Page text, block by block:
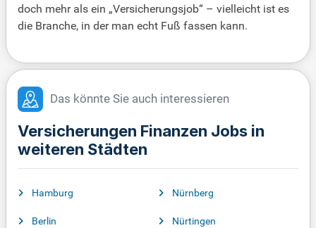
doch mehr als ein „Versicherungsjob“ – vielleicht ist es
die Branche, in der man echt Fuß fassen kann.
Das könnte Sie auch interessieren
Versicherungen Finanzen Jobs in
weiteren Städten
Hamburg
Berlin
Nürnberg
Nürtingen